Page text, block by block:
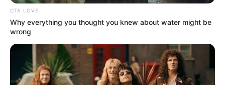
Tenemos todas las noticias que le
interesan. Para estar bien informado, por
ACTIVAR AHORA
CTA LOVE
Why everything you thought you knew about water might be
wrong